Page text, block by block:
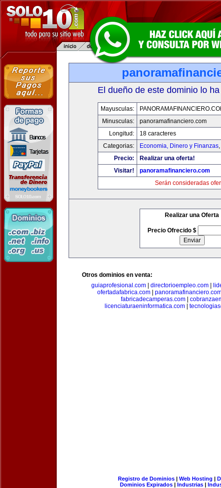
El dueño de este dominio lo
Mayusculas:
Minusculas:
panoramafinanciero.com
Longitud:
18 caracteres
Categorias:
Economia, Dinero y Finanzas,
Precio:
Realizar una oferta!
Visitar!
panoramafinanciero.com
Serán consideradas
Realizar una Oferta
Precio Ofrecido $
Otros dominios en venta:
guiaprofesional.com| directorioempleo.com|
ofertadafabrica.com|
fabricadecamperas.com
licenciaturaeninformatica.com|
Registro de Dominios| Web Hosting |
Dominios Expirados | Industrias |